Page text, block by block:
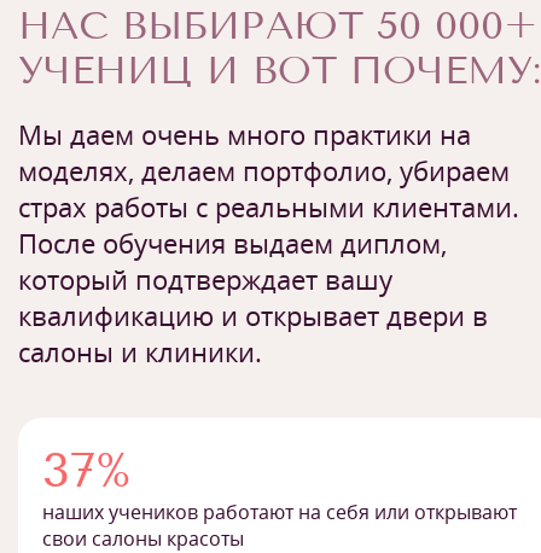
НАС ВЫБИРАЮТ 50 000+
УЧЕНИЦ И ВОТ ПОЧЕМУ:
Мы даем очень много практики на
моделях, делаем портфолио, убираем
страх работы с реальными клиентами.
После обучения выдаем диплом,
который подтверждает вашу
квалификацию и открывает двери в
салоны и клиники.
37%
наших учеников работают на себя или открывают
свои салоны красоты